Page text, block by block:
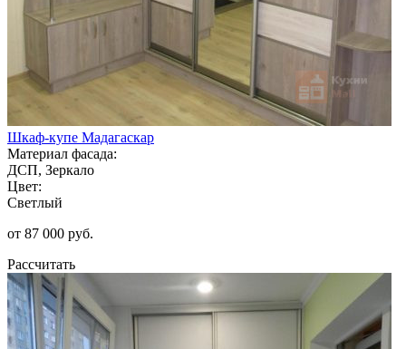
Шкаф-купе Мадагаскар
Материал фасада:
ДСП, Зеркало
Цвет:
Светлый
от 87 000 руб.
Рассчитать